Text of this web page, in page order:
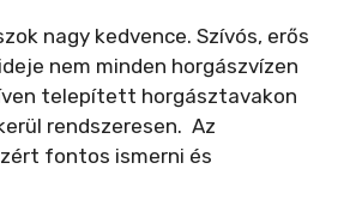
nagy kedvence. Szívós, erős
nem minden horgászvízen
telepített horgásztavakon
rendszeresen. Az
fontos ismerni és